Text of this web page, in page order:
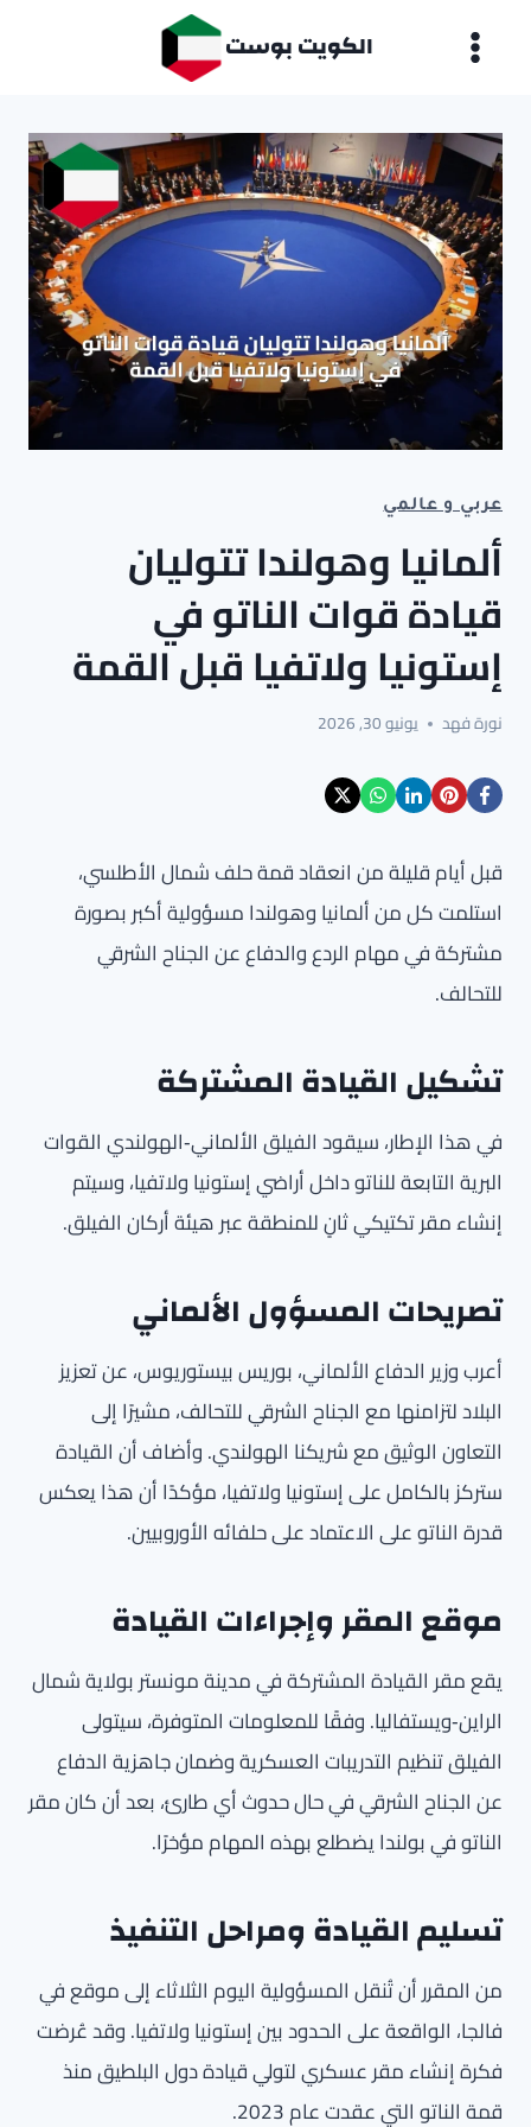
الكويت بوست
عربي و عالمي
ألمانيا وهولندا تتوليان
قيادة قوات الناتو في
إستونيا ولاتفيا قبل القمة
نورة فهد يونيو 30, 2026
قبل أيام قليلة من انعقاد قمة حلف شمال الأطلسي،
استلمت كل من ألمانيا وهولندا مسؤولية أكبر بصورة
مشتركة في مهام الردع والدفاع عن الجناح الشرقي
للتحالف.
تشكيل القيادة المشتركة
في هذا الإطار، سيقود الفيلق الألماني‑الهولندي القوات
البرية التابعة للناتو داخل أراضي إستونيا ولاتفيا، وسيتم
إنشاء مقر تكتيكي ثانٍ للمنطقة عبر هيئة أركان الفيلق.
تصريحات المسؤول الألماني
أعرب وزير الدفاع الألماني، بوريس بيستوريوس، عن تعزيز
البلاد لتزامنها مع الجناح الشرقي للتحالف، مشيرًا إلى
التعاون الوثيق مع شريكنا الهولندي. وأضاف أن القيادة
ستركز بالكامل على إستونيا ولاتفيا، مؤكدًا أن هذا يعكس
قدرة الناتو على الاعتماد على حلفائه الأوروبيين.
موقع المقر وإجراءات القيادة
يقع مقر القيادة المشتركة في مدينة مونستر بولاية شمال
الراين‑ويستفاليا. وفقًا للمعلومات المتوفرة، سيتولى
الفيلق تنظيم التدريبات العسكرية وضمان جاهزية الدفاع
عن الجناح الشرقي في حال حدوث أي طارئ، بعد أن كان مقر
الناتو في بولندا يضطلع بهذه المهام مؤخرًا.
تسليم القيادة ومراحل التنفيذ
من المقرر أن تُنقل المسؤولية اليوم الثلاثاء إلى موقع في
فالجا، الواقعة على الحدود بين إستونيا ولاتفيا. وقد عُرضت
فكرة إنشاء مقر عسكري لتولي قيادة دول البلطيق منذ
قمة الناتو التي عقدت عام 2023.